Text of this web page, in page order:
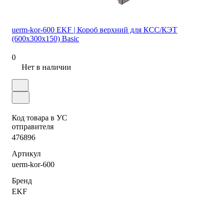
uerm-kor-600 EKF | Короб верхний для КСС/КЭТ
(600х300х150) Basic
0
Нет в наличии
Код товара в УС
отправителя
476896
Артикул
uerm-kor-600
Бренд
EKF